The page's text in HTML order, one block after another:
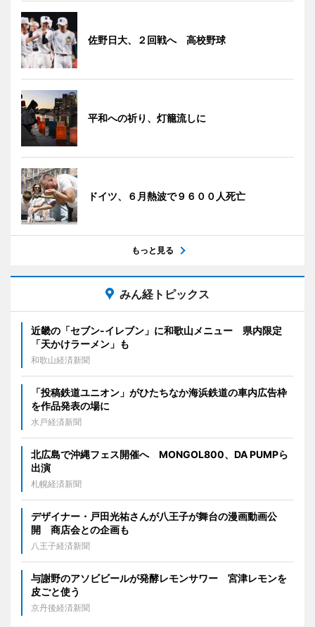
佐野日大、２回戦へ 高校野球
平和への祈り、灯籠流しに
ドイツ、６月熱波で９６００人死亡
もっと見る
みん経トピックス
近畿の「セブン-イレブン」に和歌山メニュー 県内限定
「天かけラーメン」も
和歌山経済新聞
「投稿鉄道ユニオン」がひたちなか海浜鉄道の車内広告枠
を作品発表の場に
水戸経済新聞
北広島で沖縄フェス開催へ MONGOL800、DA PUMPら
出演
札幌経済新聞
デザイナー・戸田光祐さんが八王子が舞台の漫画動画公
開 商店会との企画も
八王子経済新聞
与謝野のアソビビールが発酵レモンサワー 宮津レモンを
皮ごと使う
京丹後経済新聞